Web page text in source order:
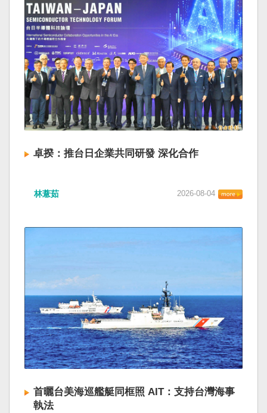
卓揆：推台日企業共同研發 深化合作
林薏茹 2026-08-04
首曬台美海巡艦艇同框照 AIT：支持台灣海事
執法